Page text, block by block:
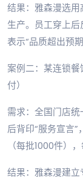
结果：雅森漫选
生产。员工穿上后
表示“品质超出预
案例二：某连锁
付）
需求：全国门店统
后背印“服务宣言
（每批1000件）
结果：雅森漫建